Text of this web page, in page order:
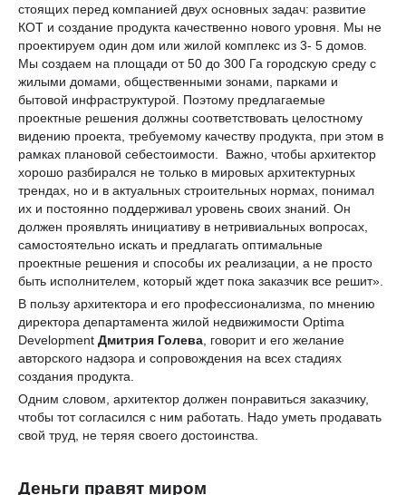
стоящих перед компанией двух основных задач: развитие
КОТ и создание продукта качественно нового уровня. Мы не
проектируем один дом или жилой комплекс из 3- 5 домов.
Мы создаем на площади от 50 до 300 Га городскую среду с
жилыми домами, общественными зонами, парками и
бытовой инфраструктурой. Поэтому предлагаемые
проектные решения должны соответствовать целостному
видению проекта, требуемому качеству продукта, при этом в
рамках плановой себестоимости. Важно, чтобы архитектор
хорошо разбирался не только в мировых архитектурных
трендах, но и в актуальных строительных нормах, понимал
их и постоянно поддерживал уровень своих знаний. Он
должен проявлять инициативу в нетривиальных вопросах,
самостоятельно искать и предлагать оптимальные
проектные решения и способы их реализации, а не просто
быть исполнителем, который ждет пока заказчик все решит».
В пользу архитектора и его профессионализма, по мнению
директора департамента жилой недвижимости Optima
Development Дмитрия Голева , говорит и его желание
авторского надзора и сопровождения на всех стадиях
создания продукта.
Одним словом, архитектор должен понравиться заказчику,
чтобы тот согласился с ним работать. Надо уметь продавать
свой труд, не теряя своего достоинства.
Деньги правят миром